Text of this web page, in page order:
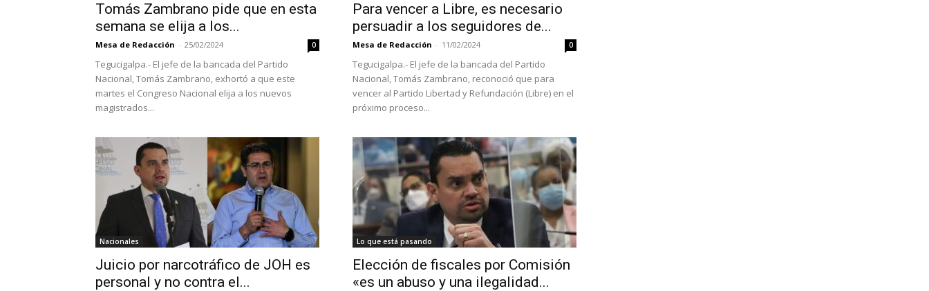
Tomás Zambrano pide que en esta
semana se elija a los...
Mesa de Redacción - 25/02/2024 0
Tegucigalpa.- El jefe de la bancada del Partido
Nacional, Tomás Zambrano, exhortó a que este
martes el Congreso Nacional elija a los nuevos
magistrados...
Para vencer a Libre, es necesario
persuadir a los seguidores de...
Mesa de Redacción - 11/02/2024 0
Tegucigalpa.- El jefe de la bancada del Partido
Nacional, Tomás Zambrano, reconoció que para
vencer al Partido Libertad y Refundación (Libre) en el
próximo proceso...
Nacionales
Juicio por narcotráfico de JOH es
personal y no contra el...
Lo que está pasando
Elección de fiscales por Comisión
«es un abuso y una ilegalidad...